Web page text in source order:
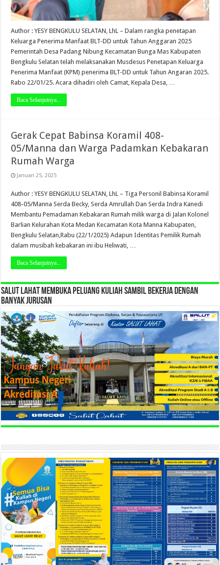
Author : YESY BENGKULU SELATAN, LhL – Dalam rangka penetapan
Keluarga Penerima Manfaat BLT-DD untuk Tahun Anggaran 2025
Pemerintah Desa Padang Nibung Kecamatan Bunga Mas Kabupaten
Bengkulu Selatan telah melaksanakan Musdesus Penetapan Keluarga
Penerima Manfaat (KPM) penerima BLT-DD untuk Tahun Angaran 2025.
Rabo 22/01/25. Acara dihadiri oleh Camat, Kepala Desa, …
Baca Selanjutnya...
Gerak Cepat Babinsa Koramil 408-
05/Manna dan Warga Padamkan Kebakaran
Rumah Warga
Januari 25, 2025
Author : YESY BENGKULU SELATAN, LhL – Tiga Personil Babinsa Koramil
408-05/Manna Serda Becky, Serda Amrullah Dan Serda Indra Kanedi
Membantu Pemadaman Kebakaran Rumah milik warga di Jalan Kolonel
Barlian Kelurahan Kota Medan Kecamatan Kota Manna Kabupaten,
Bengkulu Selatan,Rabu (22/1/2025) Adapun Identitas Pemilik Rumah
dalam musibah kebakaran ini ibu Heliwati, …
Baca Selanjutnya...
SALUT LAHAT MEMBUKA PELUANG KULIAH SAMBIL BEKERJA DENGAN
BANYAK JURUSAN